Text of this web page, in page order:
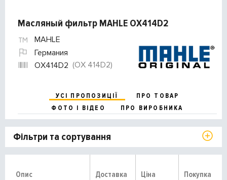
Масляный фильтр MAHLE OX414D2
MAHLE
Германия
OX414D2 (OX 414D2)
УСІ ПРОПОЗИЦІЇ
ПРО ТОВАР
ФОТО І ВІДЕО
ПРО ВИРОБНИКА
Фільтри та сортування
Опис Доставка Ціна Покупка